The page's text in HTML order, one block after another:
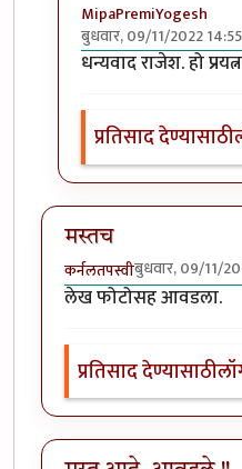
MipaPremiYogesh
बुधवार, 09/11/2022 14:55
In reply toमस्त लेख
धन्यवाद राजेश. हो
प्रतिसाद देण्यासाठी
मस्तच
कर्नलतपस्वीबुधवार, 09/11/
लेख फोटोसह आवडला.
प्रतिसाद देण्यासाठी